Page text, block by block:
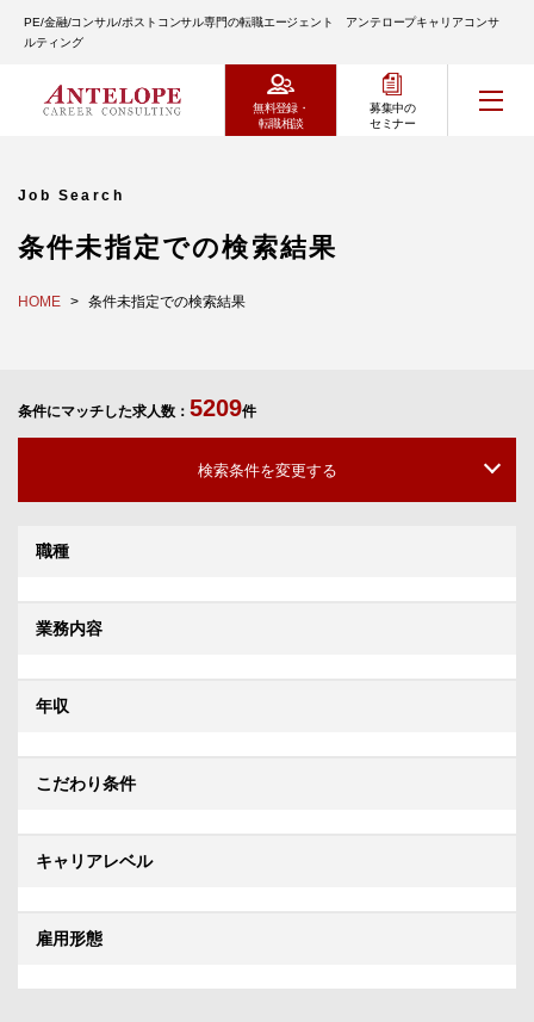
PE/金融/コンサル/ポストコンサル専門の転職エージェント アンテロープキャリアコンサ
ルティング
無料登録・
転職相談
募集中の
セミナー
Job Search
条件未指定での検索結果
HOME 条件未指定での検索結果
条件にマッチした求人数： 5209件
検索条件を変更する
職種
業務内容
年収
こだわり条件
キャリアレベル
雇用形態